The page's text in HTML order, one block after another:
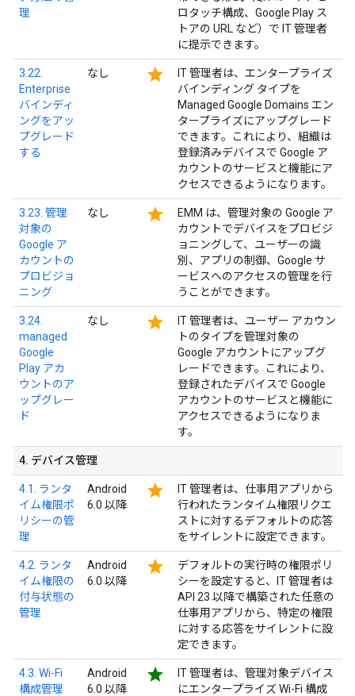
理
ロタッチ構成、Google Play ス
トアの URL など）で IT 管理者
に提示できます。
3.22.
Enterprise
バインディ
ングをアッ
プグレード
する
なし star
IT 管理者は、エンタープライズ
バインディング タイプを
Managed Google Domains エン
タープライズにアップグレード
できます。これにより、組織は
登録済みデバイスで Google ア
カウントのサービスと機能にア
クセスできるようになります。
3.23. 管理
対象の
Google ア
カウントの
プロビジョ
ニング
なし star
EMM は、管理対象の Google ア
カウントでデバイスをプロビジ
ョニングして、ユーザーの識
別、アプリの制御、Google サ
ービスへのアクセスの管理を行
うことができます。
3.24.
managed
Google
Play アカ
ウントのア
ップグレー
ド
なし star
IT 管理者は、ユーザー アカウン
トのタイプを管理対象の
Google アカウントにアップグ
レードできます。これにより、
登録されたデバイスで Google
アカウントのサービスと機能に
アクセスできるようになりま
す。
4. デバイス管理
4.1. ランタ
イム権限ポ
リシーの管
理
Android
6.0 以降
star
IT 管理者は、仕事用アプリから
行われたランタイム権限リクエ
ストに対するデフォルトの応答
をサイレントに設定できます。
4.2. ランタ
イム権限の
付与状態の
管理
Android
6.0 以降
star
デフォルトの実行時の権限ポリ
シーを設定すると、IT 管理者は
API 23 以降で構築された任意の
仕事用アプリから、特定の権限
に対する応答をサイレントに設
定できます。
4.3. Wi-Fi
構成管理
Android
6.0 以降
star
IT 管理者は、管理対象デバイス
にエンタープライズ Wi-Fi 構成